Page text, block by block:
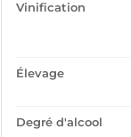
Vinification
Élevage
Degré d'alcool